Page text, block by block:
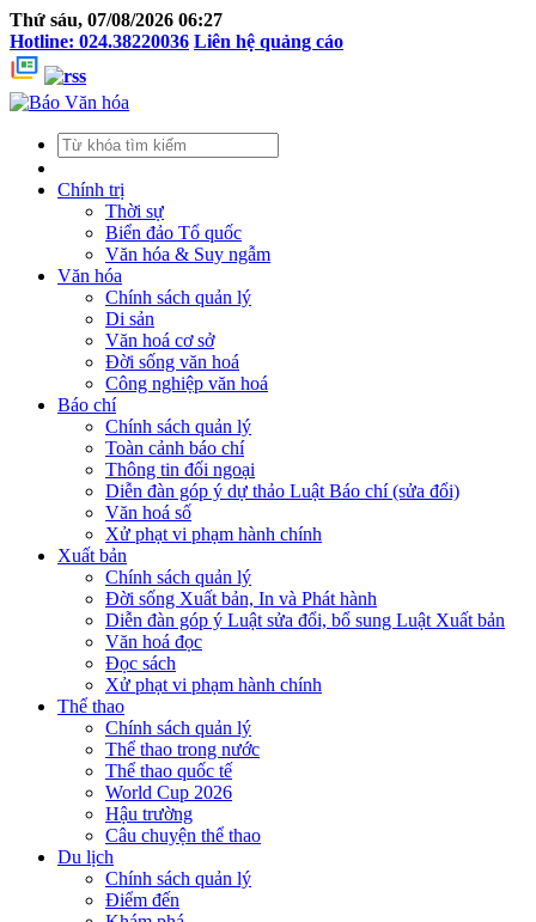
Thứ sáu, 07/08/2026 06:27
Hotline: 024.38220036 Liên hệ quảng cáo
Chính trị
Thời sự
Biển đảo Tổ quốc
Văn hóa & Suy ngẫm
Văn hóa
Chính sách quản lý
Di sản
Văn hoá cơ sở
Đời sống văn hoá
Công nghiệp văn hoá
Báo chí
Chính sách quản lý
Toàn cảnh báo chí
Thông tin đối ngoại
Diễn đàn góp ý dự thảo Luật Báo chí (sửa đổi)
Văn hoá số
Xử phạt vi phạm hành chính
Xuất bản
Chính sách quản lý
Đời sống Xuất bản, In và Phát hành
Diễn đàn góp ý Luật sửa đổi, bổ sung Luật Xuất bản
Văn hoá đọc
Đọc sách
Xử phạt vi phạm hành chính
Thể thao
Chính sách quản lý
Thể thao trong nước
Thể thao quốc tế
World Cup 2026
Hậu trường
Câu chuyện thể thao
Du lịch
Chính sách quản lý
Điểm đến